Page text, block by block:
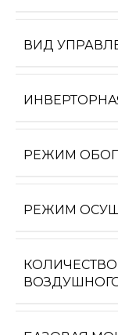
ВИД
РЕЖИМ
РЕЖИМ